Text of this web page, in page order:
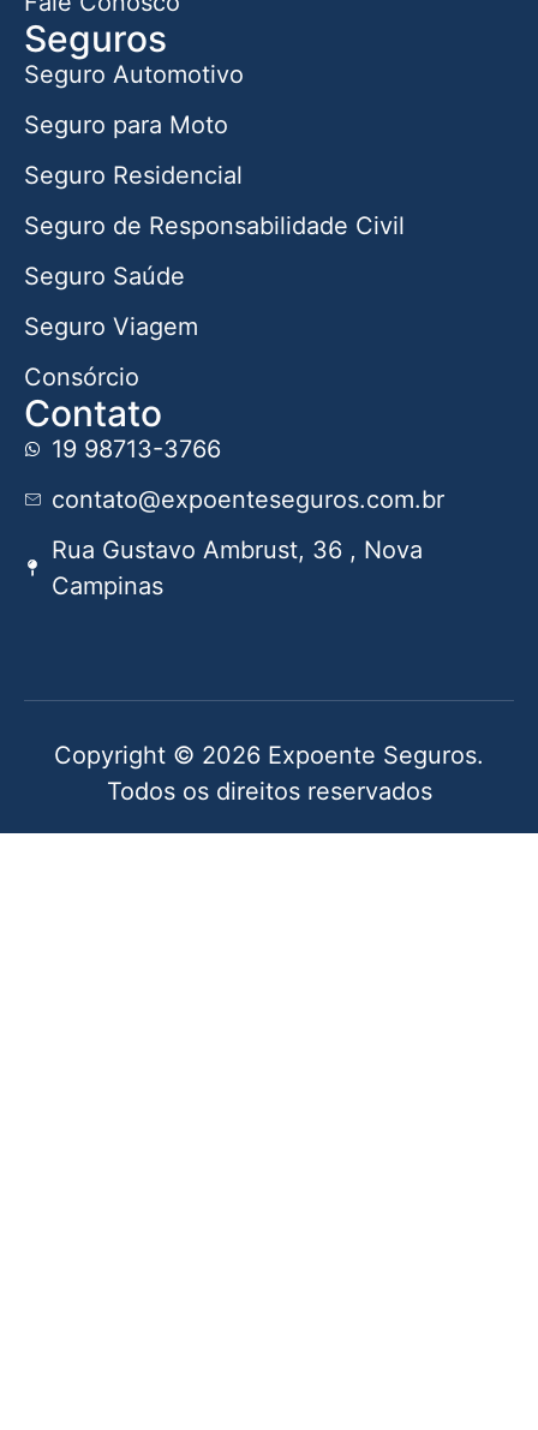
Seguros
Seguro Automotivo
Seguro para Moto
Seguro Residencial
Seguro de Responsabilidade Civil
Seguro Saúde
Seguro Viagem
Consórcio
Contato
19 98713-3766
contato@expoenteseguros.com.br
Rua Gustavo Ambrust, 36 , Nova
Campinas
Copyright © 2026 Expoente Seguros.
Todos os direitos reservados